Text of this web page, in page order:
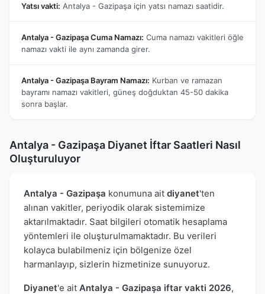
Yatsı vakti: Antalya - Gazipaşa için yatsı namazı saatidir.
Antalya - Gazipaşa Cuma Namazı: Cuma namazı vakitleri öğle
namazı vakti ile aynı zamanda girer.
Antalya - Gazipaşa Bayram Namazı: Kurban ve ramazan
bayramı namazı vakitleri, güneş doğduktan 45-50 dakika
sonra başlar.
Antalya - Gazipaşa Diyanet İftar Saatleri Nasıl
Oluşturuluyor
Antalya - Gazipaşa konumuna ait diyanet'ten
alınan vakitler, periyodik olarak sistemimize
aktarılmaktadır. Saat bilgileri otomatik hesaplama
yöntemleri ile oluşturulmamaktadır. Bu verileri
kolayca bulabilmeniz için bölgenize özel
harmanlayıp, sizlerin hizmetinize sunuyoruz.
Diyanet'e ait Antalya - Gazipaşa iftar vakti 2026,